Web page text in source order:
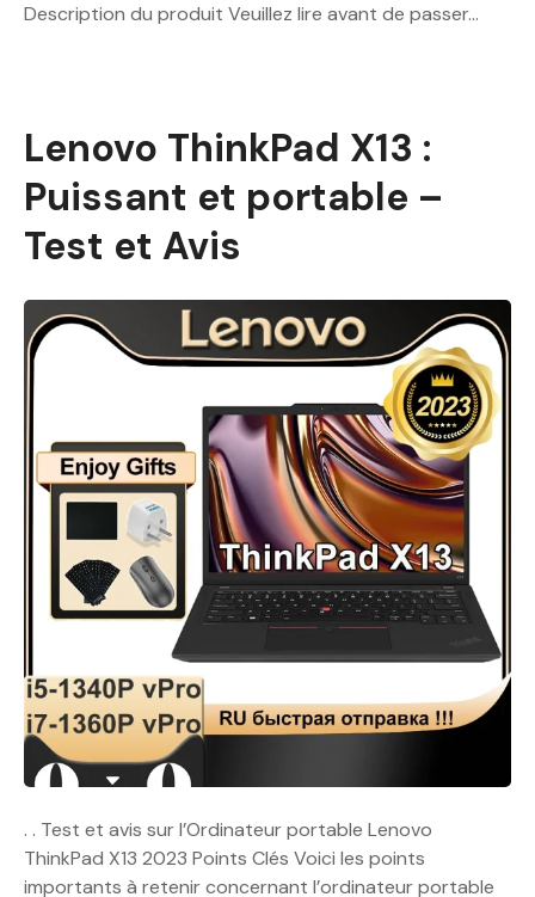
Description du produit Veuillez lire avant de passer…
Lenovo ThinkPad X13 :
Puissant et portable –
Test et Avis
. . Test et avis sur l’Ordinateur portable Lenovo
ThinkPad X13 2023 Points Clés Voici les points
importants à retenir concernant l’ordinateur portable